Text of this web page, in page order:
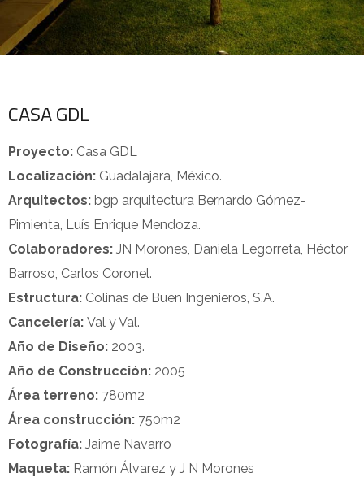
CASA GDL
Proyecto: Casa GDL
Localización: Guadalajara, México.
Arquitectos: bgp arquitectura Bernardo Gómez-
Pimienta, Luís Enrique Mendoza.
Colaboradores: JN Morones, Daniela Legorreta, Héctor
Barroso, Carlos Coronel.
Estructura: Colinas de Buen Ingenieros, S.A.
Cancelería: Val y Val.
Año de Diseño: 2003.
Año de Construcción: 2005
Área terreno: 780m2
Área construcción: 750m2
Fotografía: Jaime Navarro
Maqueta: Ramón Álvarez y J N Morones